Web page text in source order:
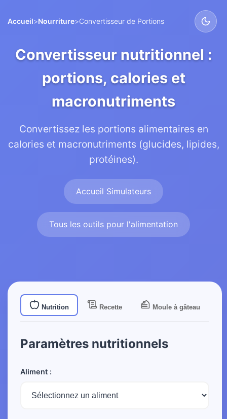
Accueil>Nourriture>Convertisseur de Portions
Convertisseur nutritionnel :
portions, calories et
macronutriments
Convertissez les portions alimentaires en
calories et macronutriments (glucides, lipides,
protéines).
Accueil Simulateurs
Tous les outils pour l'alimentation
Nutrition Recette Moule à gâteau
Paramètres nutritionnels
Aliment :